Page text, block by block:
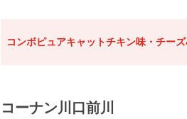
コンボピュアキャットチキン味・チー
コーナン川口前川